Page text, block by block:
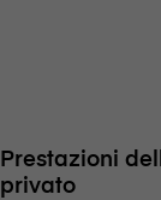
Prestazioni
privato